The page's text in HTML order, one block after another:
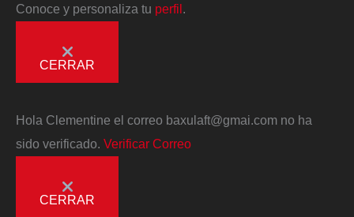
Conoce y personaliza tu perfil
CERRAR
Hola Clementine el correo baxulaft@gmai.com no ha
sido verificado. Verificar Correo
CERRAR